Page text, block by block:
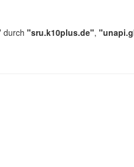
durch "sru.k10plus.de",